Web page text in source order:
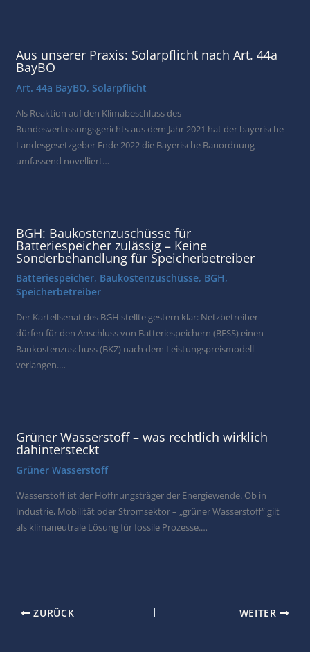
Aus unserer Praxis: Solarpflicht nach Art. 44a
BayBO
Art. 44a BayBO,Solarpflicht
Als Reaktion auf den Klimabeschluss des
Bundesverfassungsgerichts aus dem Jahr 2021 hat der bayerische
Landesgesetzgeber Ende 2022 die Bayerische Bauordnung
umfassend novelliert…
BGH: Baukostenzuschüsse für
Batteriespeicher zulässig – Keine
Sonderbehandlung für Speicherbetreiber
Batteriespeicher, Baukostenzuschüsse, BGH,
Speicherbetreiber
Der Kartellsenat des BGH stellte gestern klar: Netzbetreiber
dürfen für den Anschluss von Batteriespeichern (BESS) einen
Baukostenzuschuss (BKZ) nach dem Leistungspreismodell
verlangen.…
Grüner Wasserstoff – was rechtlich wirklich
dahintersteckt
Grüner Wasserstoff
Wasserstoff ist der Hoffnungsträger der Energiewende. Ob in
Industrie, Mobilität oder Stromsektor – „grüner Wasserstoff“ gilt
als klimaneutrale Lösung für fossile Prozesse.…
ZURÜCK WEITER